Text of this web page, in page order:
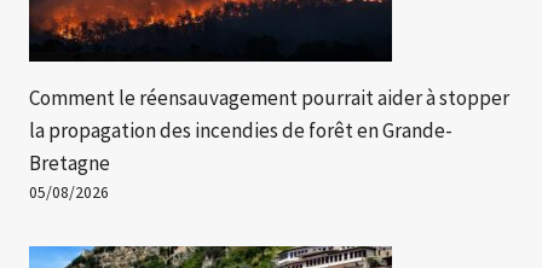
Comment le réensauvagement pourrait aider à stopper
la propagation des incendies de forêt en Grande-
Bretagne
05/08/2026